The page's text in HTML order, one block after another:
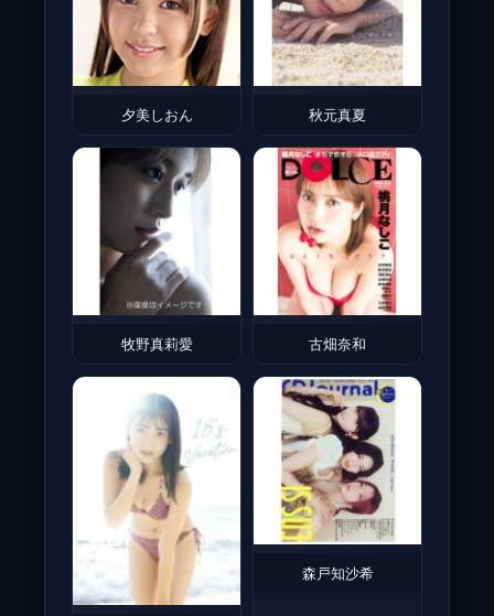
夕美しおん 秋元真夏
牧野真莉愛 古畑奈和
森戸知沙希